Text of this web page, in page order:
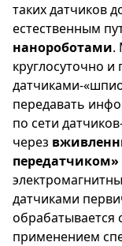
таких датчиков
естественным
нанороботами.
круглосуточно
датчиками-
передавать
по сети
через
передатчиком»
датчиками
обрабатывается
применением